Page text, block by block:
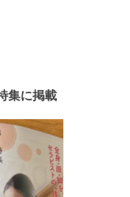
集に掲載